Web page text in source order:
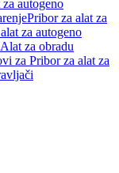
autogeno
Pribor za alat za
za autogeno
za obradu
za Pribor za alat za